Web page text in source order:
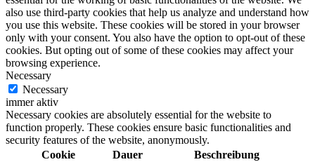
also use third-party cookies that help us analyze and understand how
you use this website. These cookies will be stored in your browser
only with your consent. You also have the option to opt-out of these
cookies. But opting out of some of these cookies may affect your
browsing experience.
Necessary
Necessary
immer aktiv
Necessary cookies are absolutely essential for the website to
function properly. These cookies ensure basic functionalities and
security features of the website, anonymously.
Cookie
Dauer Beschreibung